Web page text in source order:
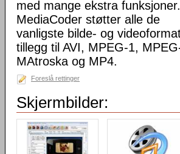
med mange ekstra funksjoner.
MediaCoder støtter alle de
vanligste bilde- og
tillegg til AVI, MPEG-1,
MAtroska og MP4.
Foreslå rettinger
Skjermbilder: